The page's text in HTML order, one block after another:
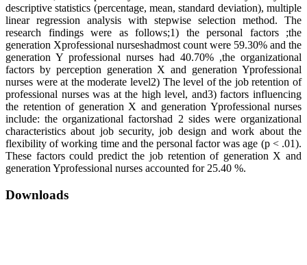
descriptive statistics (percentage, mean, standard deviation), multiple
linear regression analysis with stepwise selection method. The
research findings were as follows;1) the personal factors ;the
generation Xprofessional nurseshadmost count were 59.30% and the
generation Y professional nurses had 40.70% ,the organizational
factors by perception generation X and generation Yprofessional
nurses were at the moderate level2) The level of the job retention of
professional nurses was at the high level, and3) factors influencing
the retention of generation X and generation Yprofessional nurses
include: the organizational factorshad 2 sides were organizational
characteristics about job security, job design and work about the
flexibility of working time and the personal factor was age (p < .01).
These factors could predict the job retention of generation X and
generation Yprofessional nurses accounted for 25.40 %.
Downloads